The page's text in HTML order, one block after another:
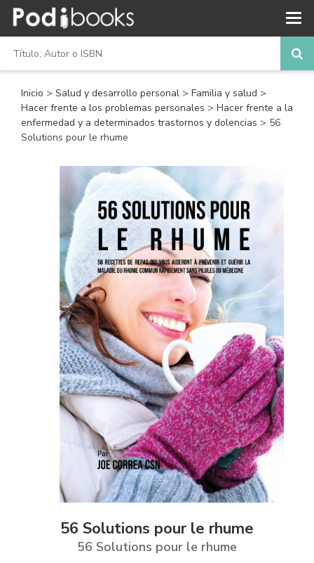
Inicio > Salud y desarrollo personal > Familia y salud >
Hacer frente a los problemas personales > Hacer frente a la
enfermedad y a determinados trastornos y dolencias > 56
Solutions pour le rhume
56 Solutions pour le rhume
56 Solutions pour le rhume